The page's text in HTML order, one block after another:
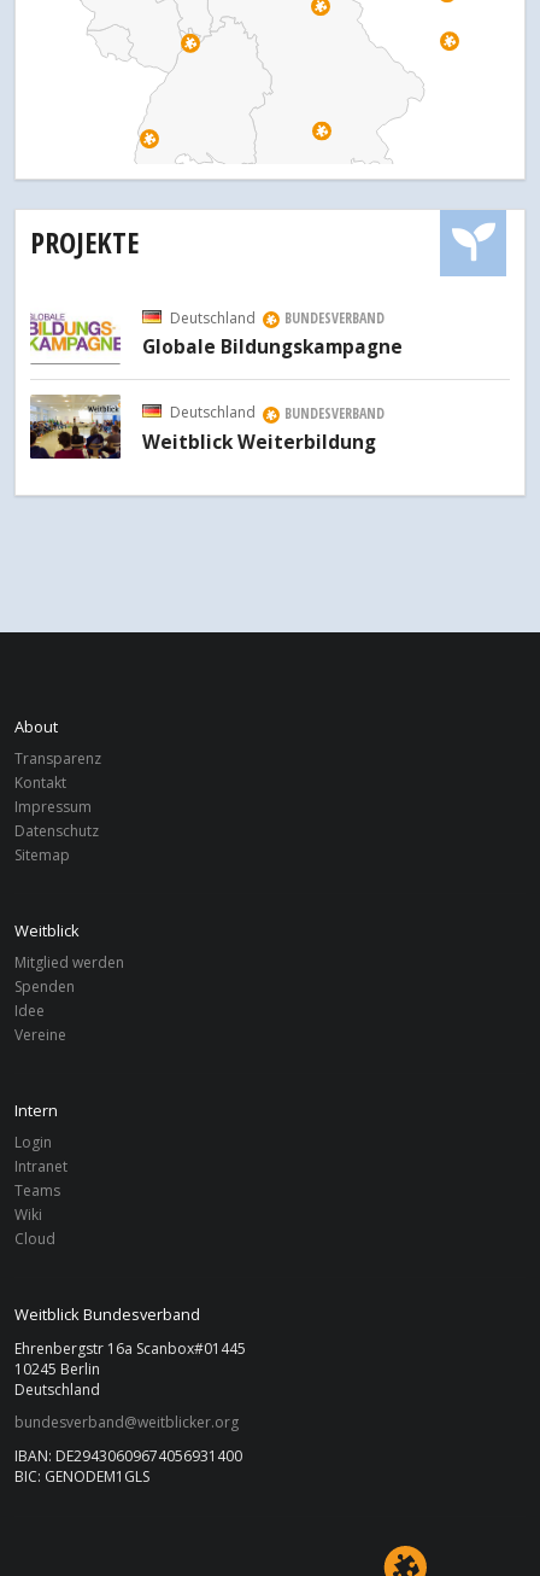
PROJEKTE
Deutschland BUNDESVERBAND
Globale Bildungskampagne
Deutschland BUNDESVERBAND
Weitblick Weiterbildung
About
Transparenz
Kontakt
Impressum
Datenschutz
Sitemap
Weitblick
Mitglied werden
Spenden
Idee
Vereine
Intern
Login
Intranet
Teams
Wiki
Cloud
Weitblick Bundesverband
Ehrenbergstr 16a Scanbox#01445
10245 Berlin
Deutschland
bundesverband@weitblicker.org
IBAN: DE29430609674056931400
BIC: GENODEM1GLS